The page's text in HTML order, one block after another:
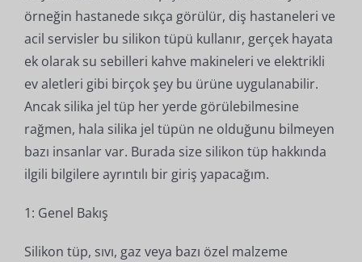
örneğin hastanede sıkça görülür, diş hastaneleri ve
acil servisler bu silikon tüpü kullanır, gerçek hayata
ek olarak su sebilleri kahve makineleri ve elektrikli
ev aletleri gibi birçok şey bu ürüne uygulanabilir.
Ancak silika jel tüp her yerde görülebilmesine
rağmen, hala silika jel tüpün ne olduğunu bilmeyen
bazı insanlar var. Burada size silikon tüp hakkında
ilgili bilgilere ayrıntılı bir giriş yapacağım.
1: Genel Bakış
Silikon tüp, sıvı, gaz veya bazı özel malzeme